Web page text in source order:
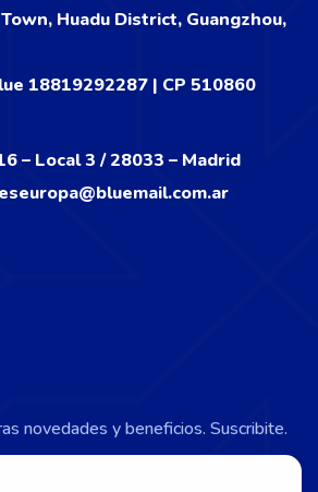
Huadu District, Guangzhou,
18819292287 | CP 510860
– Local 3 / 28033 – Madrid
novedades y beneficios. Suscribite.